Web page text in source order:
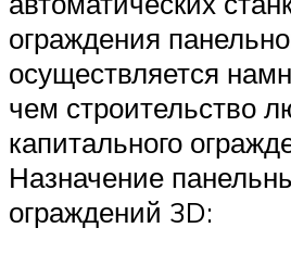
ограждения
осуществляется
чем строительство
капитального
Назначение
ограждений 3D: